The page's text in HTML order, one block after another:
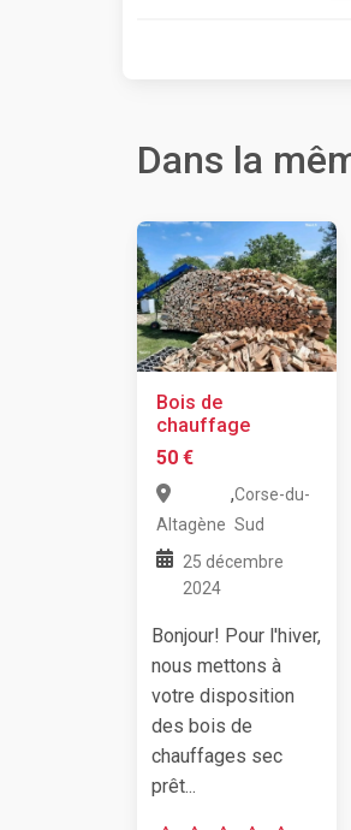
Dans la
Bois de
chauffage
50 €
Altagène
,Corse-du-
Sud
25 décembre
2024
Bonjour! Pour l'hiver,
nous mettons à
votre disposition
des bois de
chauffages sec
prêt...